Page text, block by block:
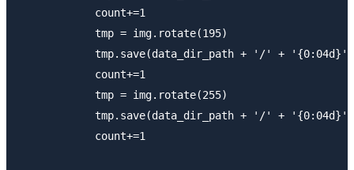
            count+=1
            tmp = img.rotate(195)
tmp.save(data_dir_path + '/' +
            count+=1
            tmp = img.rotate(255)
tmp.save(data_dir_path + '/' +
            count+=1